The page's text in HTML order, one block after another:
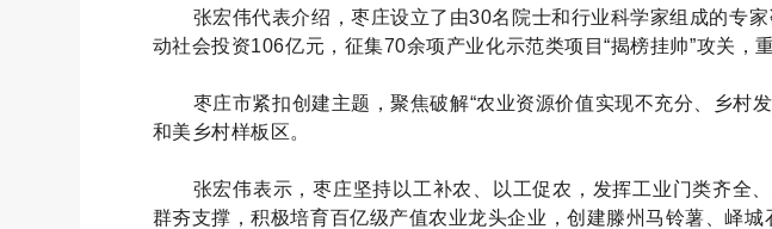
张宏伟代表介绍，枣庄设立了由30名院士和行业科学家组成的专
动社会投资106亿元，征集70余项产业化示范类项目“揭榜挂帅”攻关
枣庄市紧扣创建主题，聚焦破解“农业资源价值实现不充分、乡村
和美乡村样板区。
张宏伟表示，枣庄坚持以工补农、以工促农，发挥工业门类齐全
群夯支撑，积极培育百亿级产值农业龙头企业，创建滕州马铃薯、峄